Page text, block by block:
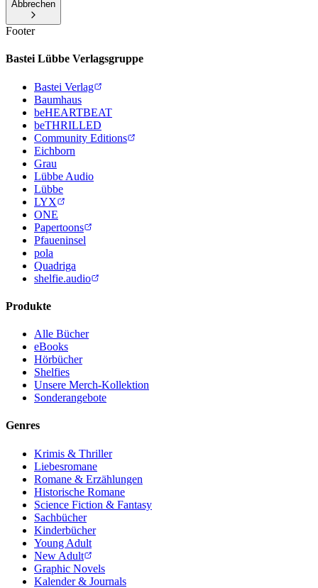
Abbrechen
Footer
Bastei Lübbe Verlagsgruppe
Bastei Verlag
Baumhaus
beHEARTBEAT
beTHRILLED
Community Editions
Eichborn
Grau
Lübbe Audio
Lübbe
LYX
ONE
Papertoons
Pfaueninsel
pola
Quadriga
shelfie.audio
Produkte
Alle Bücher
eBooks
Hörbücher
Shelfies
Unsere Merch-Kollektion
Sonderangebote
Genres
Krimis & Thriller
Liebesromane
Romane & Erzählungen
Historische Romane
Science Fiction & Fantasy
Sachbücher
Kinderbücher
Young Adult
New Adult
Graphic Novels
Kalender & Journals